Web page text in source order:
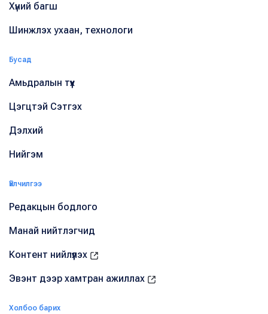
Хүний багш
Шинжлэх ухаан, технологи
Бусад
Амьдралын түүх
Цэгцтэй Сэтгэх
Дэлхий
Нийгэм
Үйлчилгээ
Редакцын бодлого
Манай нийтлэгчид
Контент нийлүүлэх
Эвэнт дээр хамтран ажиллах
Холбоо барих